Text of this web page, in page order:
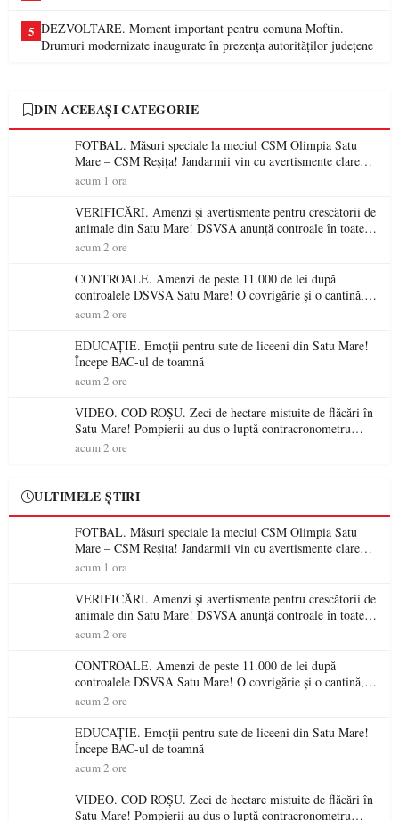
5 DEZVOLTARE. Moment important pentru comuna Moftin.
Drumuri modernizate inaugurate în prezența autorităților județene
DIN ACEEAȘI CATEGORIE
FOTBAL. Măsuri speciale la meciul CSM Olimpia Satu
Mare – CSM Reșița! Jandarmii vin cu avertismente clare
pentru suporteri
acum 1 ora
VERIFICĂRI. Amenzi și avertismente pentru crescătorii de
animale din Satu Mare! DSVSA anunță controale în toate
gospodăriile și face apel la respectarea legii
acum 2 ore
CONTROALE. Amenzi de peste 11.000 de lei după
controalele DSVSA Satu Mare! O covrigărie și o cantină,
sancționate pentru nereguli
acum 2 ore
EDUCAȚIE. Emoții pentru sute de liceeni din Satu Mare!
Începe BAC-ul de toamnă
acum 2 ore
VIDEO. COD ROȘU. Zeci de hectare mistuite de flăcări în
Satu Mare! Pompierii au dus o luptă contracronometru
pentru a salva o pădure de la dezastru
acum 2 ore
ULTIMELE ȘTIRI
FOTBAL. Măsuri speciale la meciul CSM Olimpia Satu
Mare – CSM Reșița! Jandarmii vin cu avertismente clare
pentru suporteri
acum 1 ora
VERIFICĂRI. Amenzi și avertismente pentru crescătorii de
animale din Satu Mare! DSVSA anunță controale în toate
gospodăriile și face apel la respectarea legii
acum 2 ore
CONTROALE. Amenzi de peste 11.000 de lei după
controalele DSVSA Satu Mare! O covrigărie și o cantină,
sancționate pentru nereguli
acum 2 ore
EDUCAȚIE. Emoții pentru sute de liceeni din Satu Mare!
Începe BAC-ul de toamnă
acum 2 ore
VIDEO. COD ROȘU. Zeci de hectare mistuite de flăcări în
Satu Mare! Pompierii au dus o luptă contracronometru